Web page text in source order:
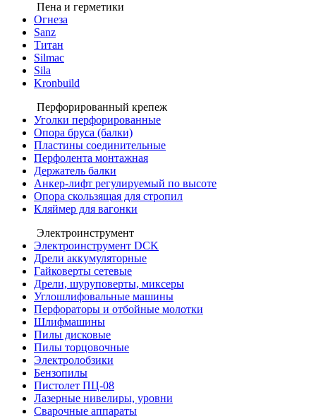
Пена и герметики
Огнеза
Sanz
Титан
Silmac
Sila
Kronbuild
Перфорированный крепеж
Уголки перфорированные
Опора бруса (балки)
Пластины соединительные
Перфолента монтажная
Держатель балки
Анкер-лифт регулируемый по высоте
Опора скользящая для стропил
Кляймер для вагонки
Электроинструмент
Электроинструмент DCK
Дрели аккумуляторные
Гайковерты сетевые
Дрели, шуруповерты, миксеры
Углошлифовальные машины
Перфораторы и отбойные молотки
Шлифмашины
Пилы дисковые
Пилы торцовочные
Электролобзики
Бензопилы
Пистолет ПЦ-08
Лазерные нивелиры, уровни
Сварочные аппараты